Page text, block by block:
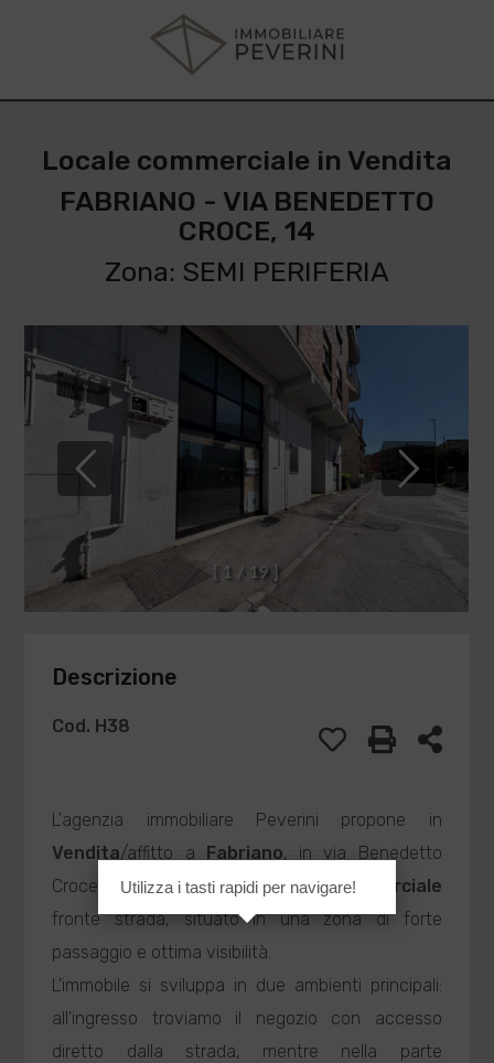
Locale commerciale in Vendita
FABRIANO - VIA BENEDETTO
CROCE, 14
Zona: SEMI PERIFERIA
1 / 19
Descrizione
Cod. H38
L'agenzia immobiliare Peverini propone in
Vendita/affitto a Fabriano, in via Benedetto
Croce, un interessante Locale commerciale
fronte strada, situato in una zona di forte
passaggio e ottima visibilità.
L'immobile si sviluppa in due ambienti principali:
all'ingresso troviamo il negozio con accesso
diretto dalla strada, mentre nella parte
Utilizza i tasti rapidi per navigare!